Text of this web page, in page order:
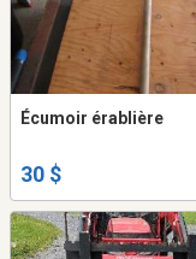
Écumoir érablière
30 $